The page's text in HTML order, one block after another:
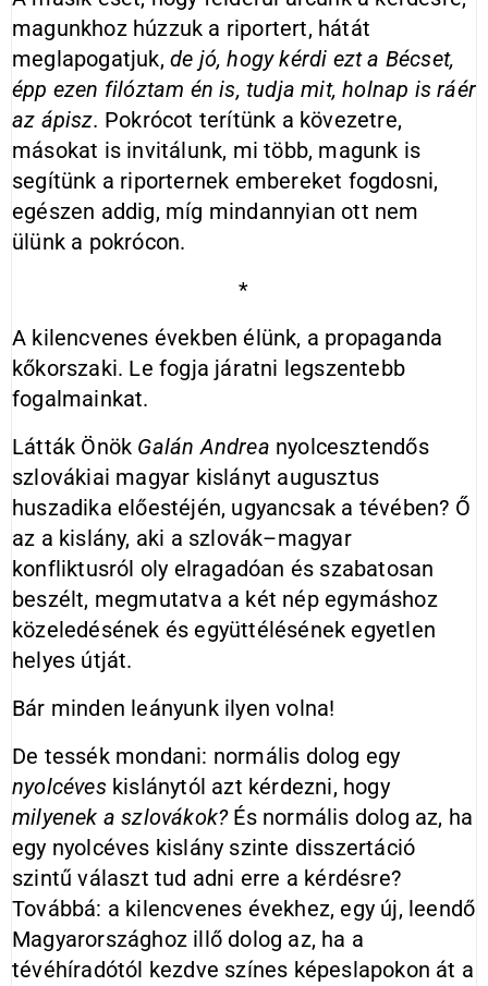
magunkhoz húzzuk a riportert, hátát
meglapogatjuk, de jó, hogy kérdi ezt a Bécset,
épp ezen filóztam én is, tudja mit, holnap is ráér
az ápisz. Pokrócot terítünk a kövezetre,
másokat is invitálunk, mi több, magunk is
segítünk a riporternek embereket fogdosni,
egészen addig, míg mindannyian ott nem
ülünk a pokrócon.
*
A kilencvenes években élünk, a propaganda
kőkorszaki. Le fogja járatni legszentebb
fogalmainkat.
Látták Önök Galán Andrea nyolcesztendős
szlovákiai magyar kislányt augusztus
huszadika előestéjén, ugyancsak a tévében? Ő
az a kislány, aki a szlovák–magyar
konfliktusról oly elragadóan és szabatosan
beszélt, megmutatva a két nép egymáshoz
közeledésének és együttélésének egyetlen
helyes útját.
Bár minden leányunk ilyen volna!
De tessék mondani: normális dolog egy
nyolcéveskislánytól azt kérdezni, hogy
milyenek a szlovákok?És normális dolog az, ha
egy nyolcéves kislány szinte disszertáció
szintű választ tud adni erre a kérdésre?
Továbbá: a kilencvenes évekhez, egy új, leendő
Magyarországhoz illő dolog az, ha a
tévéhíradótól kezdve színes képeslapokon át a